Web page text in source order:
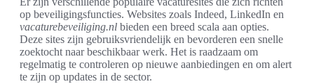
op beveiligingsfuncties. Websites zoals Indeed, LinkedIn en
vacaturebeveiliging.nl bieden een breed scala aan opties.
Deze sites zijn gebruiksvriendelijk en bevorderen een snelle
zoektocht naar beschikbaar werk. Het is raadzaam om
regelmatig te controleren op nieuwe aanbiedingen en om alert
te zijn op updates in de sector.